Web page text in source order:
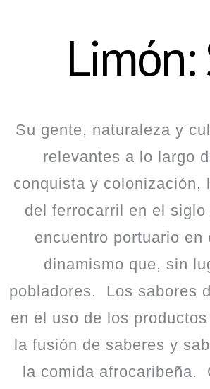
Limón:
Su gente, naturaleza y
relevantes a lo largo
conquista y colonización,
del ferrocarril en el siglo
encuentro portuario
dinamismo que, sin
pobladores.
Los sabores
en el uso de los
la fusión de saberes y
la comida afrocaribeña.